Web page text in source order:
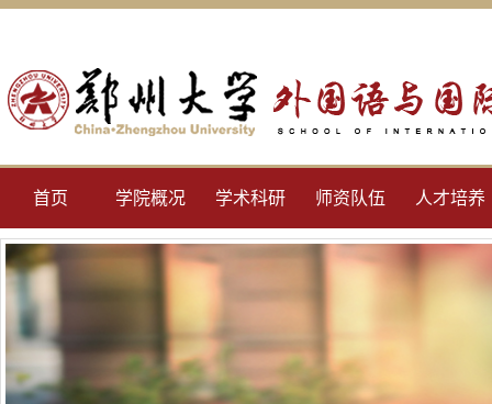
首页 学院概况 学术科研 师资队伍 人才培养